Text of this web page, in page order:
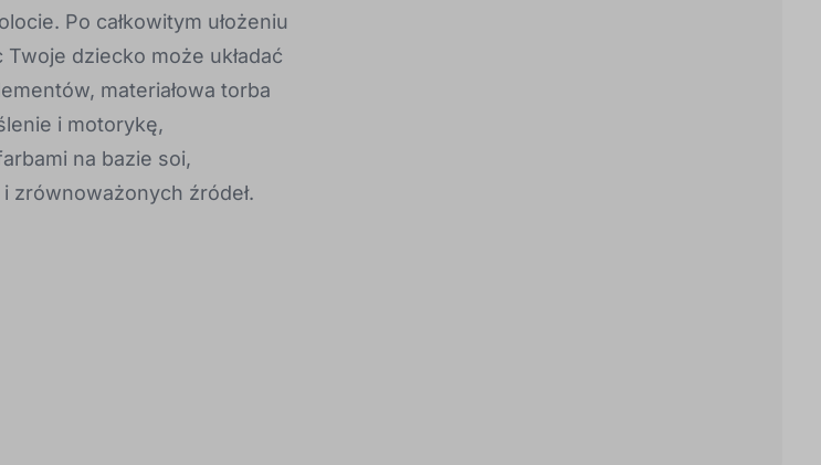
Po całkowitym ułożeniu
dziecko może układać
materiałowa torba
i motorykę,
na bazie soi,
zrównoważonych źródeł.